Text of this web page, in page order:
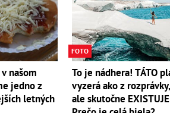
našom
jedno z
letných
FOTO
To je nádhera! TÁTO
vyzerá ako z
ale skutočne